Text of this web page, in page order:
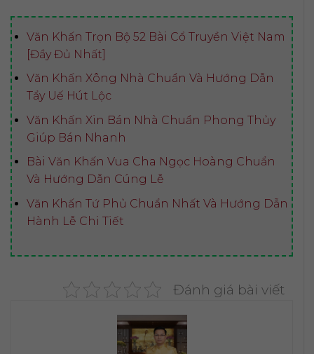
Văn Khấn Trọn Bộ 52 Bài Cổ Truyền Việt Nam
[Đầy Đủ Nhất]
Văn Khấn Xông Nhà Chuẩn Và Hướng Dẫn
Tẩy Uế Hút Lộc
Văn Khấn Xin Bán Nhà Chuẩn Phong Thủy
Giúp Bán Nhanh
Bài Văn Khấn Vua Cha Ngọc Hoàng Chuẩn
Và Hướng Dẫn Cúng Lễ
Văn Khấn Tứ Phủ Chuẩn Nhất Và Hướng Dẫn
Hành Lễ Chi Tiết
Đánh giá bài viết